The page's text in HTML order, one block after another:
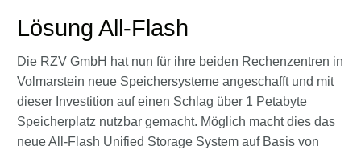
Lösung All-Flash
Die RZV GmbH hat nun für ihre beiden Rechenzentren in
Volmarstein neue Speichersysteme angeschafft und mit
dieser Investition auf einen Schlag über 1 Petabyte
Speicherplatz nutzbar gemacht. Möglich macht dies das
neue All-Flash Unified Storage System auf Basis von